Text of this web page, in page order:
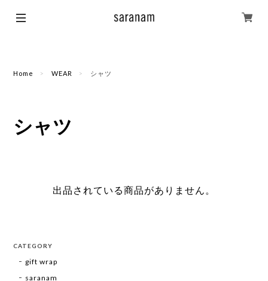
Home WEAR シャツ
シャツ
出品されている商品がありません。
CATEGORY
gift wrap
saranam